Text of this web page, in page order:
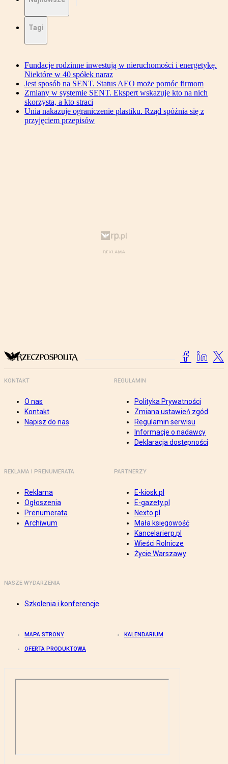
Tagi
Fundacje rodzinne inwestują w nieruchomości i energetykę.
Niektóre w 40 spółek naraz
Jest sposób na SENT. Status AEO może pomóc firmom
Zmiany w systemie SENT. Ekspert wskazuje kto na nich
skorzysta, a kto straci
Unia nakazuje ograniczenie plastiku. Rząd spóźnia się z
przyjęciem przepisów
KONTAKT
O nas
Kontakt
Napisz do nas
REGULAMIN
Polityka Prywatności
Zmiana ustawień zgód
Regulamin serwisu
Informacje o nadawcy
Deklaracja dostępności
REKLAMA I PRENUMERATA
Reklama
Ogłoszenia
Prenumerata
Archiwum
PARTNERZY
E-kiosk.pl
E-gazety.pl
Nexto.pl
Mała księgowość
Kancelarierp.pl
Wieści Rolnicze
Życie Warszawy
NASZE WYDARZENIA
Szkolenia i konferencje
MAPA STRONY KALENDARIUM
OFERTA PRODUKTOWA